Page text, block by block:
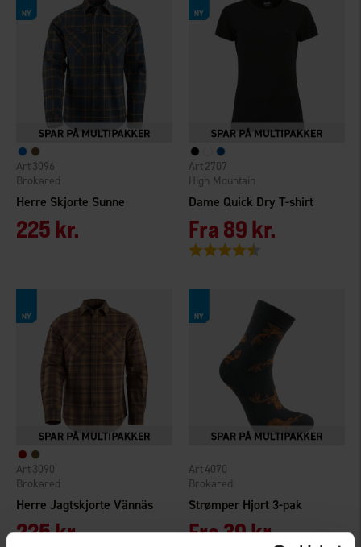
Herre Skjorte Sunne
Brokared
3096
225 kr.
Dame Quick Dry T-shirt
High Mountain
2707
Fra89 kr.
Vurdering:
Herre Jagtskjorte Vännäs
Brokared
3090
225 kr.
Strømper Hjort 3-pak
Brokared
4070
Fra39 kr.